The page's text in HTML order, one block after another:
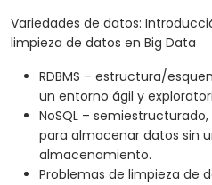
Variedades de datos:
limpieza de datos en Big Data
RDBMS – estructura/
un entorno ágil y
NoSQL –
para almacenar datos sin
almacenamiento.
Problemas de limpieza de